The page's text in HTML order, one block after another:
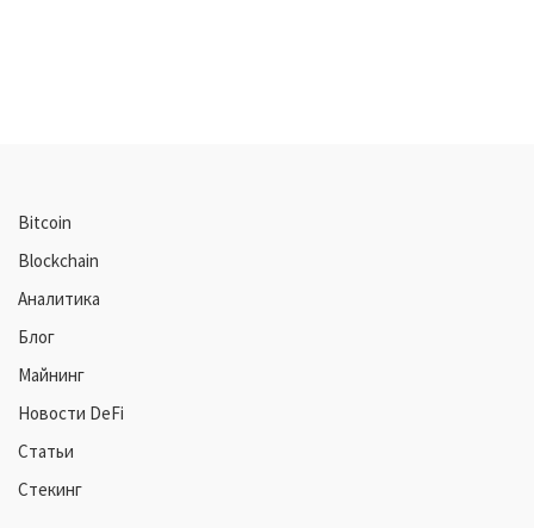
Bitcoin
Blockchain
Аналитика
Блог
Майнинг
Новости DeFi
Статьи
Стекинг